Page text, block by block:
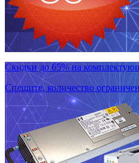
Скидки до 65% на
Спешите, количество